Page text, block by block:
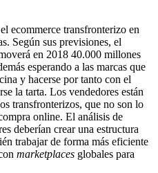
ecommerce transfronterizo en
Según sus previsiones, el
en 2018 40.000 millones
esperando a las marcas que
y hacerse por tanto con el
la tarta. Los vendedores están
transfronterizos, que no son lo
online. El análisis de
deberían crear una estructura
trabajar de forma más eficiente
marketplaces globales para